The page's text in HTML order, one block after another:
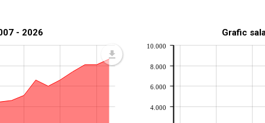
- 2026 Grafic
4.000
6.000
8.000
10.000